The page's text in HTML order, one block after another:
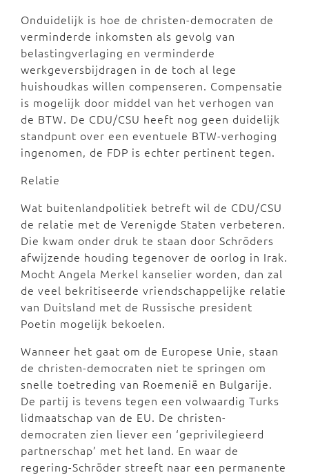
Onduidelijk is hoe de christen-democraten de
verminderde inkomsten als gevolg van
belastingverlaging en verminderde
werkgeversbijdragen in de toch al lege
huishoudkas willen compenseren. Compensatie
is mogelijk door middel van het verhogen van
de BTW. De CDU/CSU heeft nog geen duidelijk
standpunt over een eventuele BTW-verhoging
ingenomen, de FDP is echter pertinent tegen.
Relatie
Wat buitenlandpolitiek betreft wil de CDU/CSU
de relatie met de Verenigde Staten verbeteren.
Die kwam onder druk te staan door Schröders
afwijzende houding tegenover de oorlog in Irak.
Mocht Angela Merkel kanselier worden, dan zal
de veel bekritiseerde vriendschappelijke relatie
van Duitsland met de Russische president
Poetin mogelijk bekoelen.
Wanneer het gaat om de Europese Unie, staan
de christen-democraten niet te springen om
snelle toetreding van Roemenië en Bulgarije.
De partij is tevens tegen een volwaardig Turks
lidmaatschap van de EU. De christen-
democraten zien liever een ‘geprivilegieerd
partnerschap’ met het land. En waar de
regering-Schröder streeft naar een permanente